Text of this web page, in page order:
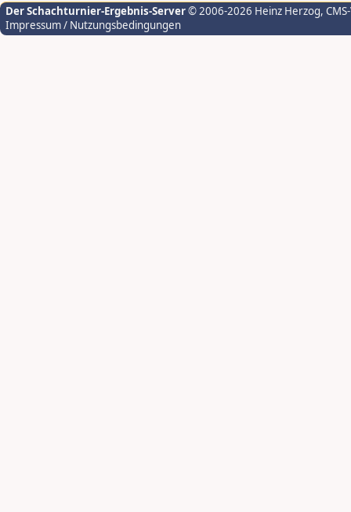
Der Schachturnier-Ergebnis-Server© 2006-2026 Heinz Herzog,
Impressum / Nutzungsbedingungen